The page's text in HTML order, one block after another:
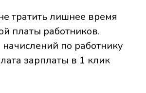
тратить лишнее время
платы работников.
по работнику
зарплаты в 1 клик